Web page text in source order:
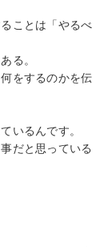
ことは「やるべ
る。
をするのかを伝
いるんです。
だと思っている